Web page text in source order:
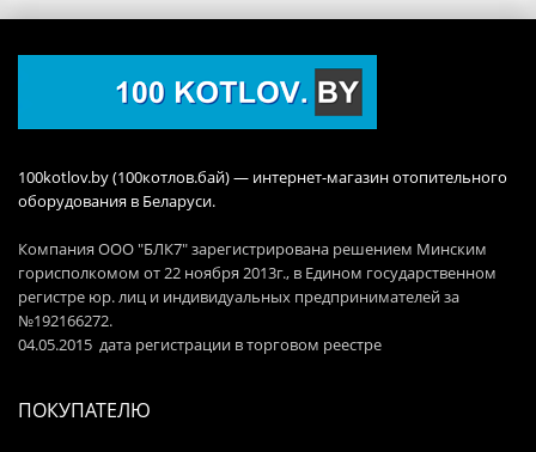
100kotlov.by (100котлов.бай) — интернет-магазин отопительного
оборудования в Беларуси.
Компания ООО "БЛК7" зарегистрирована решением Минским
горисполкомом от 22 ноября 2013г., в Едином государственном
регистре юр. лиц и индивидуальных предпринимателей за
№192166272.
04.05.2015 дата регистрации в торговом реестре
ПОКУПАТЕЛЮ